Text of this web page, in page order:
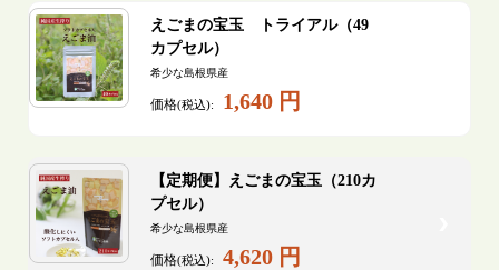
えごまの宝玉 トライアル（49
カプセル）
希少な島根県産
価格(税込): 1,640 円
【定期便】えごまの宝玉（210カ
プセル）
希少な島根県産
価格(税込): 4,620 円